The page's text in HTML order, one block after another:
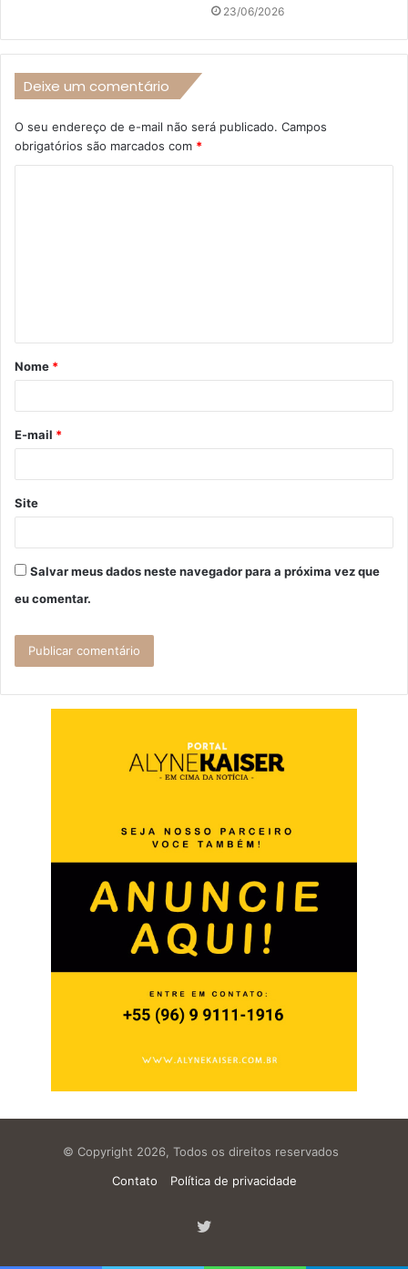
23/06/2026
Deixe um comentário
O seu endereço de e-mail não será publicado. Campos
obrigatórios são marcados com *
á
r
*
Nome *
E-mail *
Site
Salvar meus dados neste navegador para a próxima vez que
eu comentar.
© Copyright 2026, Todos os direitos reservados
Contato
Política de privacidade
Twitter